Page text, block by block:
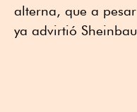
alterna, que a
ya advirtió